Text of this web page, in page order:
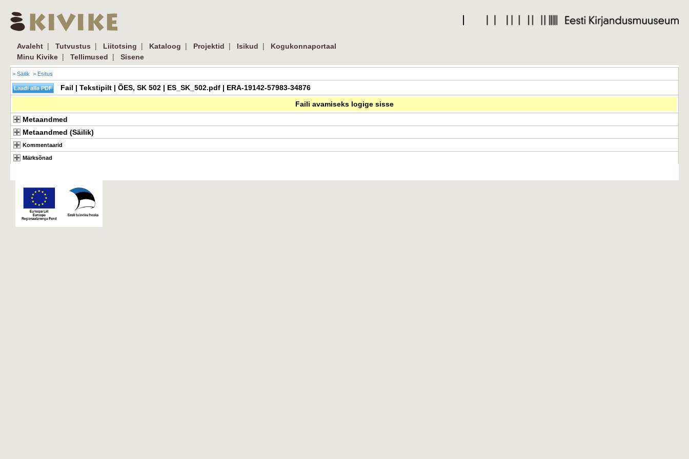
Avaleht | Tutvustus | Liitotsing | Kataloog | Projektid | Isikud |
Kogukonnaportaal
Minu Kivike | Tellimused | Sisene
> Säilik > Esitus
Fail | Tekstipilt | ÕES, SK 502 | ES_SK_502.pdf | ERA-19142-57983-34876
Faili avamiseks logige sisse
Metaandmed
Metaandmed (Säilik)
Kommentaarid
Märksõnad